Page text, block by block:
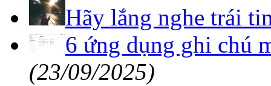
Hãy lắng nghe trái
6 ứng dụng ghi chú
(23/09/2025)